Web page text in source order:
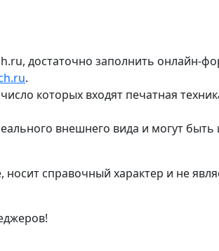
достаточно заполнить онлайн-
.
которых входят печатная
внешнего вида и могут
носит справочный характер и не